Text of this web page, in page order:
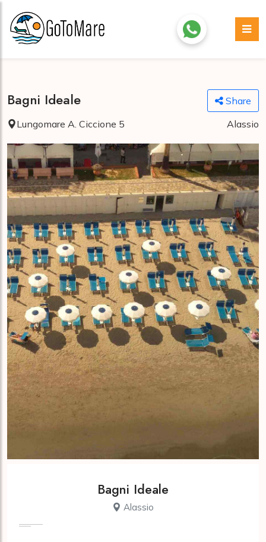
Bagni Ideale
Share
Lungomare A. Ciccione 5
Alassio
Bagni Ideale
Alassio